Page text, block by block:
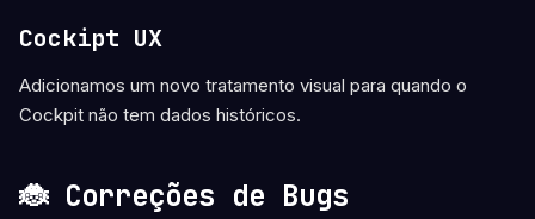
Cockipt UX
Adicionamos um novo tratamento visual para quando o
Cockpit não tem dados históricos.
🐞 Correções de Bugs